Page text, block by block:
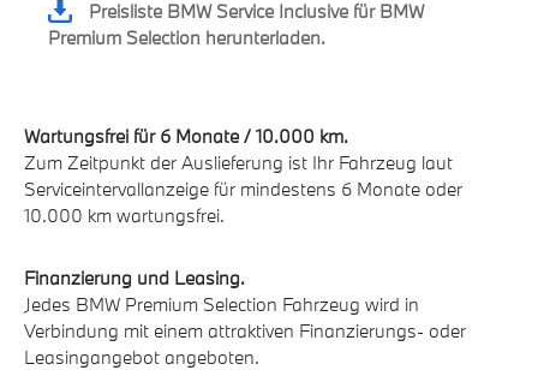
Preisliste BMW Service Inclusive für BMW
Premium Selection herunterladen.
Wartungsfrei für 6 Monate / 10.000 km.
Zum Zeitpunkt der Auslieferung ist Ihr Fahrzeug laut
Serviceintervallanzeige für mindestens 6 Monate oder
10.000 km wartungsfrei.
Finanzierung und Leasing.
Jedes BMW Premium Selection Fahrzeug wird in
Verbindung mit einem attraktiven Finanzierungs- oder
Leasingangebot angeboten.